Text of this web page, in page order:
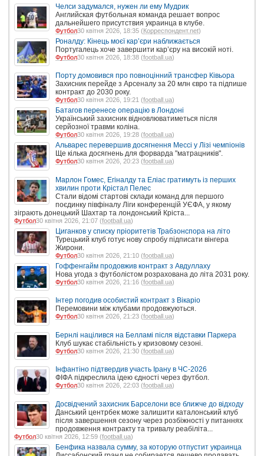
Челси задумался, нужен ли ему Мудрик
Английская футбольная команда решает вопрос
дальнейшего присутствия украинца в клубе.
Футбол30 квітня 2026, 18:35 (Корреспондент.net)
Роналду: Кінець моєї кар’єри наближається
Португалець хоче завершити кар’єру на високій ноті.
Футбол30 квітня 2026, 18:38 (football.ua)
Порту домовився про повноцінний трансфер Ківьора
Захисник перейде з Арсеналу за 20 млн євро та підпише
контракт до 2030 року.
Футбол30 квітня 2026, 19:21 (football.ua)
Батагов перенесе операцію в Лондоні
Український захисник відновлюватиметься після
серйозної травми коліна.
Футбол30 квітня 2026, 19:28 (football.ua)
Альварес перевершив досягнення Мессі у Лізі чемпіонів
Ще кілька досягнень для форварда "матрацників".
Футбол30 квітня 2026, 20:23 (football.ua)
Марлон Гомес, Егіналду та Еліас гратимуть із перших
хвилин проти Крістал Пелес
Стали відомі стартові склади команд для першого
поєдинку півфіналу Ліги конференцій УЄФА, у якому
зіграють донецький Шахтар та лондонський Кріста...
Футбол30 квітня 2026, 21:07 (football.ua)
Циганков у списку пріоритетів Трабзонспора на літо
Турецький клуб готує нову спробу підписати вінгера
Жирони.
Футбол30 квітня 2026, 21:10 (football.ua)
Гоффенгайм продовжив контракт з Авдуллаху
Нова угода з футболістом розрахована до літа 2031 року.
Футбол30 квітня 2026, 21:16 (football.ua)
Інтер погодив особистий контракт з Вікаріо
Перемовини між клубами продовжуються.
Футбол30 квітня 2026, 21:23 (football.ua)
Бернлі націлився на Белламі після відставки Паркера
Клуб шукає стабільність у кризовому сезоні.
Футбол30 квітня 2026, 21:30 (football.ua)
Інфантіно підтвердив участь Ірану в ЧС-2026
ФІФА підкреслила ідею єдності через футбол.
Футбол30 квітня 2026, 22:03 (football.ua)
Досвідчений захисник Барселони все ближче до відходу
Данський центрбек може залишити каталонський клуб
після завершення сезону через розбіжності у питаннях
продовження контракту та тривалу реабіліта...
Футбол30 квітня 2026, 12:59 (football.ua)
Бенфика назвала сумму, за которую отпустит украинца